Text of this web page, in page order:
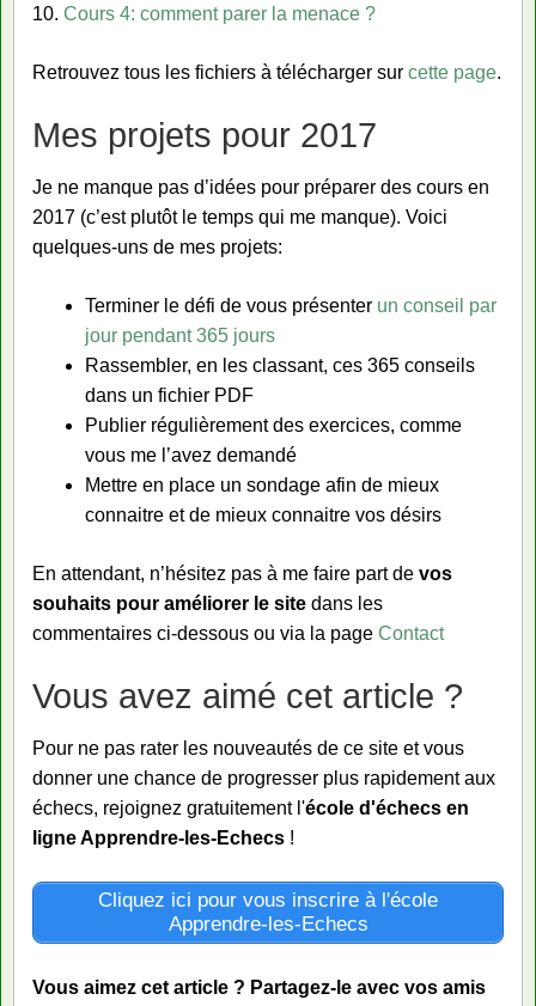
10. Cours 4: comment parer la menace ?
Retrouvez tous les fichiers à télécharger sur cette page.
Mes projets pour 2017
Je ne manque pas d’idées pour préparer des cours en
2017 (c’est plutôt le temps qui me manque). Voici
quelques-uns de mes projets:
Terminer le défi de vous présenter un conseil par
jour pendant 365 jours
Rassembler, en les classant, ces 365 conseils
dans un fichier PDF
Publier régulièrement des exercices, comme
vous me l’avez demandé
Mettre en place un sondage afin de mieux
connaitre et de mieux connaitre vos désirs
En attendant, n’hésitez pas à me faire part de vos
souhaits pour améliorer le site dans les
commentaires ci-dessous ou via la page Contact
Vous avez aimé cet article ?
Pour ne pas rater les nouveautés de ce site et vous
donner une chance de progresser plus rapidement aux
échecs, rejoignez gratuitement l'école d'échecs en
ligne Apprendre-les-Echecs !
Cliquez ici pour vous inscrire à l'école
Apprendre-les-Echecs
Vous aimez cet article ? Partagez-le avec vos amis